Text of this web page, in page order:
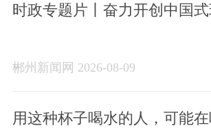
时政专题片丨奋力开创中国
郴州新闻网 2026-08-09
用这种杯子喝水的人，可能